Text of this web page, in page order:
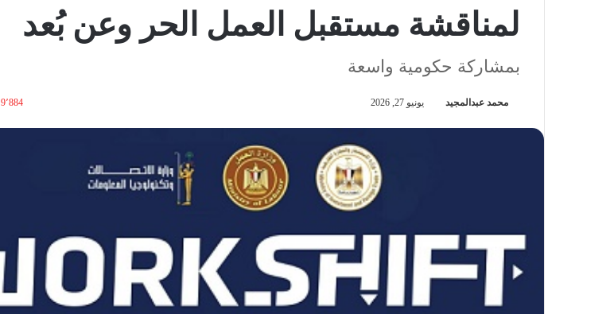
لمناقشة مستقبل العمل الحر وعن بُعد
بمشاركة حكومية واسعة
محمد عبدالمجيد يونيو 27, 2026 9٬884